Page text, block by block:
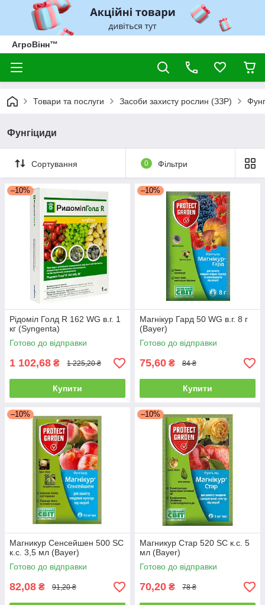
АгроВінн™
Товари та послуги Засоби захисту рослин (ЗЗР)
Фунгіциди
Сортування 0 Фільтри
–10%
Рідоміл Голд R 162 WG в.г. 1
кг (Syngenta)
Готово до відправки
1 102,68 ₴ 1 225,20 ₴
Купити
–10%
Магнікур Гард 50 WG в.г. 8 г
(Bayer)
Готово до відправки
75,60 ₴ 84 ₴
Купити
–10%
Магникур Сенсейшен 500 SC
к.с. 3,5 мл (Bayer)
Готово до відправки
82,08 ₴ 91,20 ₴
–10%
Магникур Стар 520 SC к.с. 5
мл (Bayer)
Готово до відправки
70,20 ₴ 78 ₴